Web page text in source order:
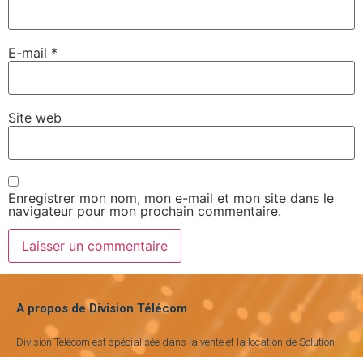
E-mail *
Site web
Enregistrer mon nom, mon e-mail et mon site dans le
navigateur pour mon prochain commentaire.
A propos de Division Télécom
Division Télécom est spécialisée dans la vente et la location de Solution